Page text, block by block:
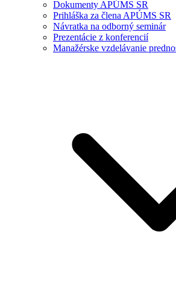
Dokumenty APÚMS SR
Prihláška za člena APÚMS SR
Návratka na odborný seminár
Prezentácie z konferencií
Manažérske vzdelávanie